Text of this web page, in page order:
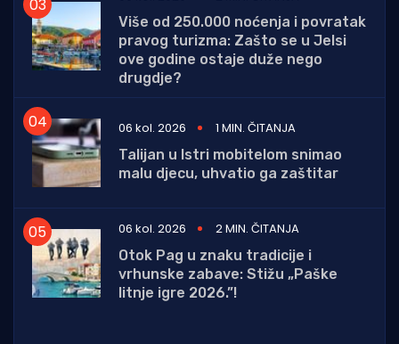
Više od 250.000 noćenja i povratak
pravog turizma: Zašto se u Jelsi
ove godine ostaje duže nego
drugdje?
06 kol. 2026
1 MIN. ČITANJA
Talijan u Istri mobitelom snimao
malu djecu, uhvatio ga zaštitar
06 kol. 2026
2 MIN. ČITANJA
Otok Pag u znaku tradicije i
vrhunske zabave: Stižu „Paške
litnje igre 2026.”!